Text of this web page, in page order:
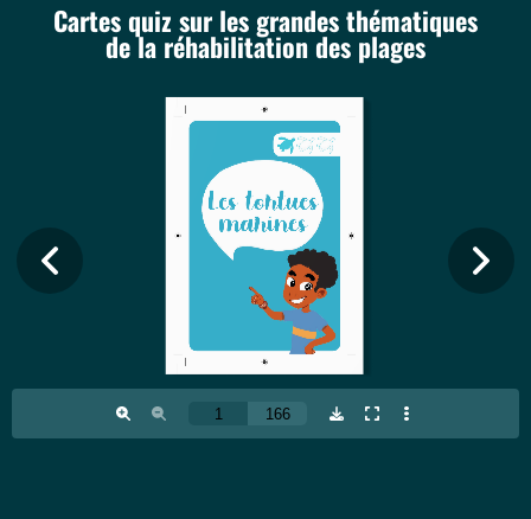
Cartes quiz sur les grandes thématiques
de la réhabilitation des plages